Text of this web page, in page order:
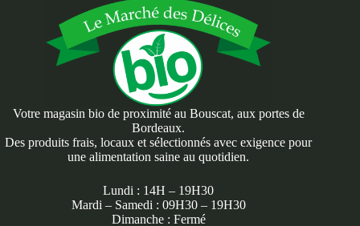
Votre magasin bio de proximité au Bouscat, aux portes de
Bordeaux.
Des produits frais, locaux et sélectionnés avec exigence pour
une alimentation saine au quotidien.
Lundi : 14H – 19H30
Mardi – Samedi : 09H30 – 19H30
Dimanche : Fermé